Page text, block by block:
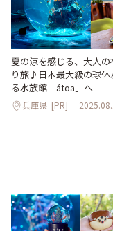
夏の涼を感じる、大人の
り旅♪日本最大級の球体
る水族館「átoa」へ
兵庫県 [PR]